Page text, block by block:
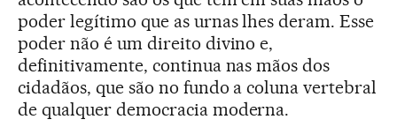
poder legítimo que as urnas lhes deram. Esse
poder não é um direito divino e,
definitivamente, continua nas mãos dos
cidadãos, que são no fundo a coluna vertebral
de qualquer democracia moderna.